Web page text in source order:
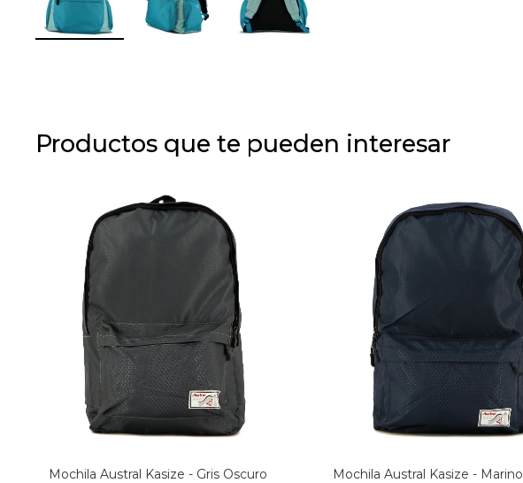
Productos que te pueden interesar
Mochila Austral Kasize - Gris Oscuro Mochila Austral Kasize - Marino